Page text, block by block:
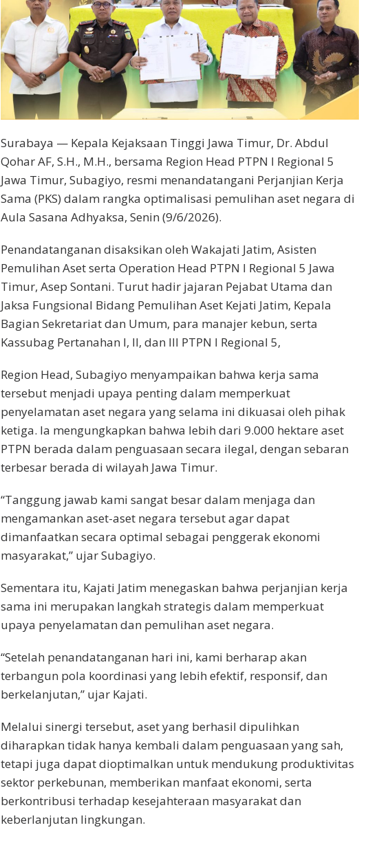
Surabaya — Kepala Kejaksaan Tinggi Jawa Timur, Dr. Abdul
Qohar AF, S.H., M.H., bersama Region Head PTPN I Regional 5
Jawa Timur, Subagiyo, resmi menandatangani Perjanjian Kerja
Sama (PKS) dalam rangka optimalisasi pemulihan aset negara di
Aula Sasana Adhyaksa, Senin (9/6/2026).
Penandatanganan disaksikan oleh Wakajati Jatim, Asisten
Pemulihan Aset serta Operation Head PTPN I Regional 5 Jawa
Timur, Asep Sontani. Turut hadir jajaran Pejabat Utama dan
Jaksa Fungsional Bidang Pemulihan Aset Kejati Jatim, Kepala
Bagian Sekretariat dan Umum, para manajer kebun, serta
Kassubag Pertanahan I, II, dan III PTPN I Regional 5,
Region Head, Subagiyo menyampaikan bahwa kerja sama
tersebut menjadi upaya penting dalam memperkuat
penyelamatan aset negara yang selama ini dikuasai oleh pihak
ketiga. Ia mengungkapkan bahwa lebih dari 9.000 hektare aset
PTPN berada dalam penguasaan secara ilegal, dengan sebaran
terbesar berada di wilayah Jawa Timur.
“Tanggung jawab kami sangat besar dalam menjaga dan
mengamankan aset-aset negara tersebut agar dapat
dimanfaatkan secara optimal sebagai penggerak ekonomi
masyarakat,” ujar Subagiyo.
Sementara itu, Kajati Jatim menegaskan bahwa perjanjian kerja
sama ini merupakan langkah strategis dalam memperkuat
upaya penyelamatan dan pemulihan aset negara.
“Setelah penandatanganan hari ini, kami berharap akan
terbangun pola koordinasi yang lebih efektif, responsif, dan
berkelanjutan,” ujar Kajati.
Melalui sinergi tersebut, aset yang berhasil dipulihkan
diharapkan tidak hanya kembali dalam penguasaan yang sah,
tetapi juga dapat dioptimalkan untuk mendukung produktivitas
sektor perkebunan, memberikan manfaat ekonomi, serta
berkontribusi terhadap kesejahteraan masyarakat dan
keberlanjutan lingkungan.